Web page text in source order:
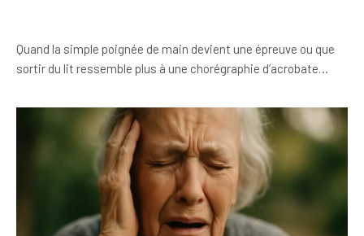
Quand la simple poignée de main devient une épreuve ou que
sortir du lit ressemble plus à une chorégraphie d’acrobate…